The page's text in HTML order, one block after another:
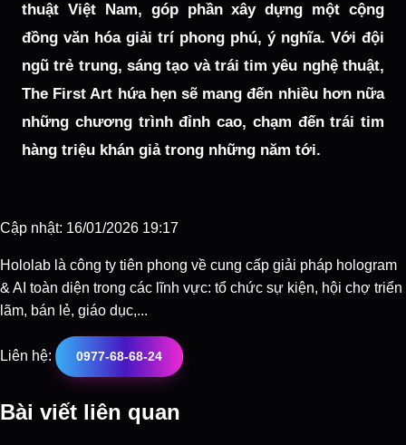
thuật Việt Nam, góp phần xây dựng một cộng
đồng văn hóa giải trí phong phú, ý nghĩa. Với đội
ngũ trẻ trung, sáng tạo và trái tim yêu nghệ thuật,
The First Art hứa hẹn sẽ mang đến nhiều hơn nữa
những chương trình đỉnh cao, chạm đến trái tim
hàng triệu khán giả trong những năm tới.
Cập nhật: 16/01/2026 19:17
Hololab là công ty tiên phong về cung cấp giải pháp hologram
& AI toàn diện trong các lĩnh vực: tổ chức sự kiện, hội chợ triển
lãm, bán lẻ, giáo dục,...
Liên hệ: 0977-68-68-24
Bài viết liên quan